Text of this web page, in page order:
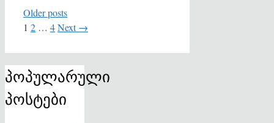
Older posts
Page
1 Page
2 … Page
4Next→
პოპულარული
პოსტები